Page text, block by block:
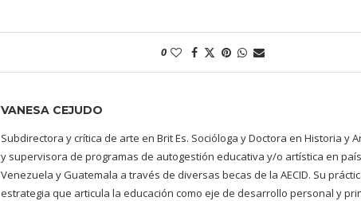
0
VANESA CEJUDO
Subdirectora y crítica de arte en Brit Es. Socióloga y Doctora en Historia y
y supervisora de programas de autogestión educativa y/o artística en
Venezuela y Guatemala a través de diversas becas de la AECID. Su
estrategia que articula la educación como eje de desarrollo personal y